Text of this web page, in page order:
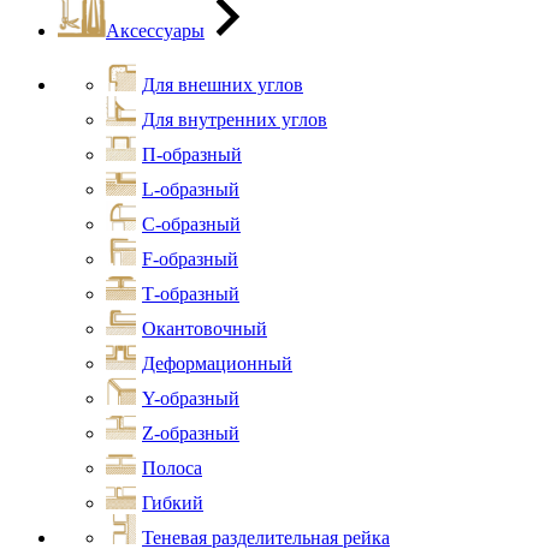
Аксессуары
Для внешних углов
Для внутренних углов
П-образный
L-образный
С-образный
F-образный
Т-образный
Окантовочный
Деформационный
Y-образный
Z-образный
Полоса
Гибкий
Теневая разделительная рейка